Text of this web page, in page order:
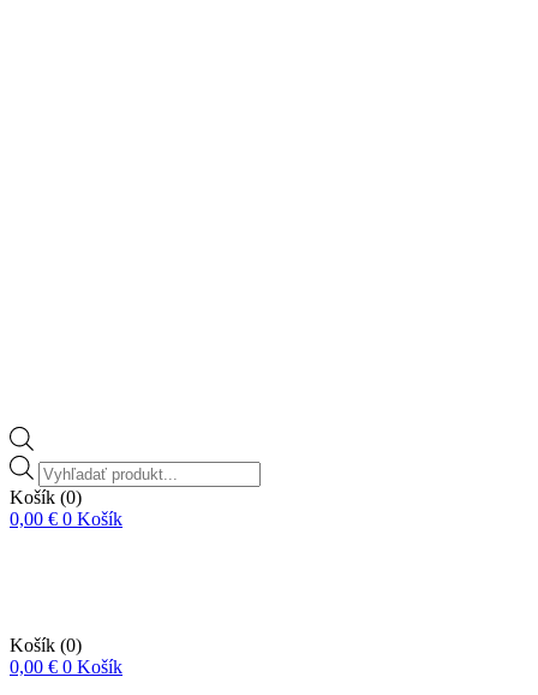
Vyhľadávanie
produktov
Košík (0)
0,00 € 0 Košík
Košík (0)
0,00 € 0 Košík